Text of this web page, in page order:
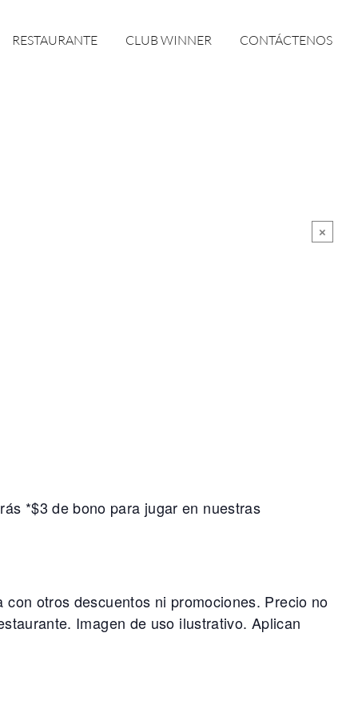
RESTAURANTE CLUB WINNER CONTÁCTENOS
×
*$3 de bono para jugar en nuestras
otros descuentos ni promociones. Precio no
Imagen de uso ilustrativo. Aplican